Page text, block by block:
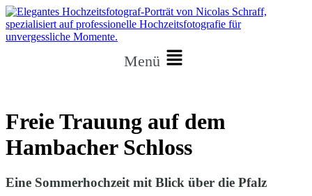
Menü
Freie Trauung auf dem
Hambacher Schloss
Eine Sommerhochzeit mit Blick über die Pfalz